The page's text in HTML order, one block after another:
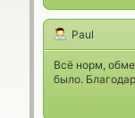
Paul
Всё норм,
было.